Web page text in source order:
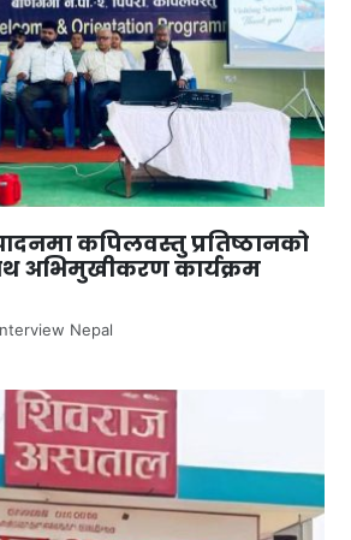
कपिलवस्तु प्रतिष्ठानको
अभिमुखीकरण कार्यक्रम
Nepal